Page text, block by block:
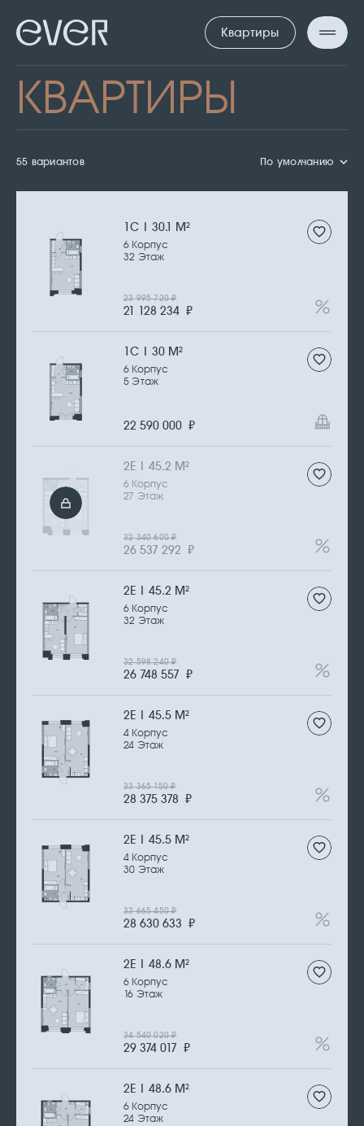
Квартиры
КВАРТИРЫ
55 вариантов По умолчанию
1С | 30.1 М2
6 Корпус
32 Этаж
21 128 234 ₽
23 995 720₽
1С | 30 М2
6 Корпус
5 Этаж
22 590 000 ₽
2Е | 45.2 М2
6 Корпус
27 Этаж
26 537 292 ₽
32 340 600₽
2Е | 45.2 М2
6 Корпус
32 Этаж
26 748 557 ₽
32 598 240₽
2Е | 45.5 М2
4 Корпус
24 Этаж
28 375 378 ₽
33 365 150₽
2Е | 45.5 М2
4 Корпус
30 Этаж
28 630 633 ₽
33 665 450₽
2Е | 48.6 М2
6 Корпус
16 Этаж
29 374 017 ₽
34 540 020₽
2Е | 48.6 М2
6 Корпус
24 Этаж